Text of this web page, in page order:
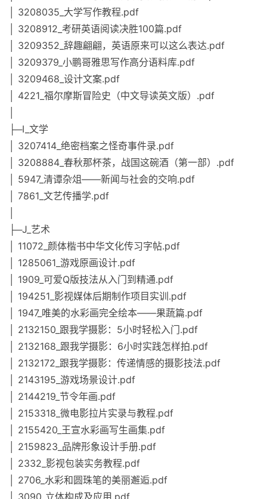
│ 3208035_大学写作教程.pdf
│ 3208912_考研英语阅读决胜100篇.pdf
│ 3209352_辞趣翩翩，英语原来可以这么表达.pdf
│ 3209379_小鹏哥雅思写作高分语料库.pdf
│ 3209468_设计文案.pdf
│ 4221_福尔摩斯冒险史（中文导读英文版）.pdf
├─I_文学
│ 3207414_绝密档案之怪奇事件录.pdf
│ 3208884_春秋那杯茶，战国这碗酒（第一部）.pdf
│ 5947_清谭杂俎——新闻与社会的交响.pdf
│ 7861_文艺传播学.pdf
├─J_艺术
│ 11072_颜体楷书中华文化传习字帖.pdf
│ 1285061_游戏原画设计.pdf
│ 1909_可爱Q版技法从入门到精通.pdf
│ 194251_影视媒体后期制作项目实训.pdf
│ 1947_唯美的水彩画完全绘本——果蔬篇.pdf
│ 2132150_跟我学摄影：5小时轻松入门.pdf
│ 2132168_跟我学摄影：6小时实践怎样拍.pdf
│ 2132172_跟我学摄影：传递情感的摄影技法.pdf
│ 2143195_游戏场景设计.pdf
│ 2144219_节令年画.pdf
│ 2153318_微电影拉片实录与教程.pdf
│ 2155420_王宣水彩画写生画集.pdf
│ 2159823_品牌形象设计手册.pdf
│ 2332_影视包装实务教程.pdf
│ 2706_水彩和圆珠笔的美丽邂逅.pdf